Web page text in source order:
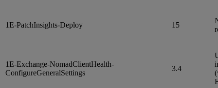
1E-PatchInsights-Deploy 15
1E-Exchange-NomadClientHealth-
ConfigureGeneralSettings
3.4